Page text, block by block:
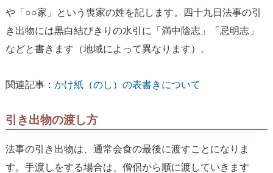
や「○○家」という喪家の姓を記します。四十九日法事の引
き出物には黒白結びきりの水引に「満中陰志」「忌明志」
などと書きます（地域によって異なります）。
関連記事： かけ紙（のし）の表書きについて
引き出物の渡し方
法事の引き出物は、通常会食の最後に渡すことになりま
す。手渡しをする場合は、僧侶から順に渡していきます